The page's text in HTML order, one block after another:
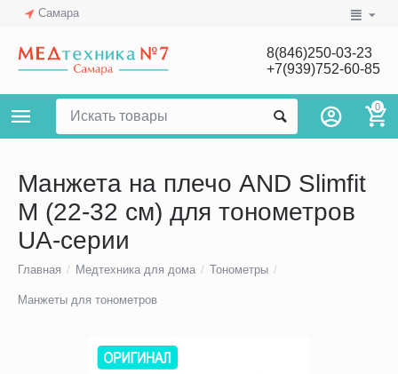
Самара
8(846)250-03-23
+7(939)752-60-85
0
Манжета на плечо AND Slimfit
M (22-32 см) для тонометров
UA-серии
Главная / Медтехника для дома / Тонометры /
Манжеты для тонометров